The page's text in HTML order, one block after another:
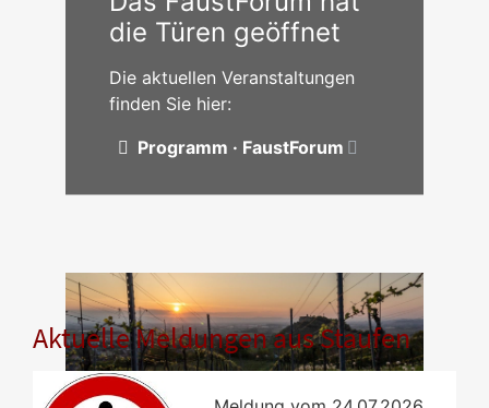
die Türen geöffnet
Die aktuellen Veranstaltungen
finden Sie hier:
Programm · FaustForum
Aktuelle Meldungen aus Staufen